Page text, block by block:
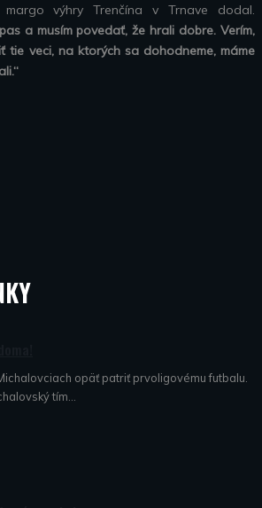
výhry Trenčína v Trnave dodal.
a musím povedať, že hrali dobre. Verím,
tie veci, na ktorých sa dohodneme, máme
opäť patriť prvoligovému futbalu.
tím...